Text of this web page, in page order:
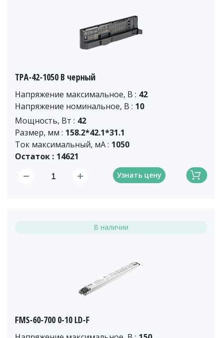
TPA-42-1050 B черный
Напряжение максимальное, В : 42
Напряжение номинальное, В : 10
Мощность, Вт : 42
Размер, мм : 158.2*42.1*31.1
Ток максимальный, мА : 1050
Остаток : 14621
Узнать цену
В наличии
FMS-60-700 0-10 LD-F